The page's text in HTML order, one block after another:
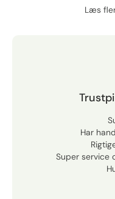
Læs
Har
Super service